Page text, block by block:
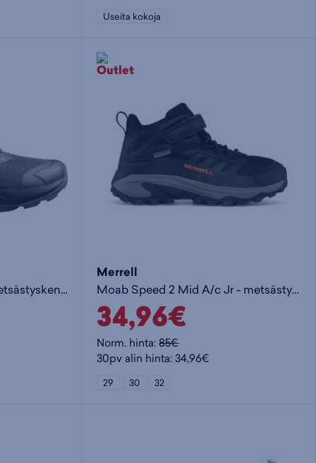
Useita kokoja
Elixir Tour Mid Wp W - metsästyskengät
Merrell
Moab Speed 2 Mid A/c Jr - metsästyskengät
34,96€
Norm. hinta:85€
30pv alin hinta: 34,96€
29 30 32